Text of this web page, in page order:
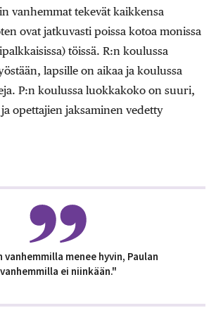
vanhemmat tekevät kaikkensa
ovat jatkuvasti poissa kotoa monissa
töissä. R:n koulussa
lapsille on aikaa ja koulussa
P:n koulussa luokkakoko on suuri,
opettajien jaksaminen vedetty
vanhemmilla menee hyvin, Paulan
vanhemmilla ei niinkään."